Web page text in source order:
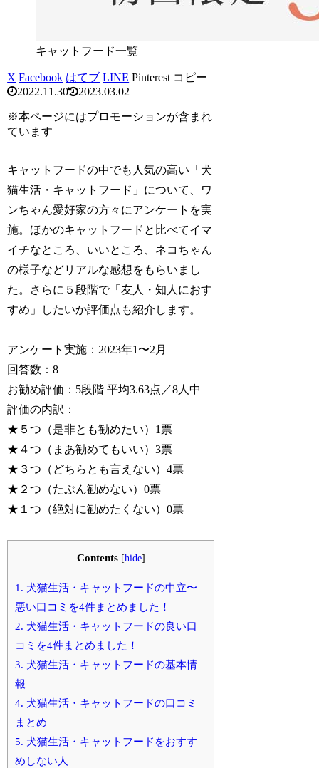
キャットフード一覧
X Facebook はてブ LINE Pinterest コピー
2022.11.30
2023.03.02
※本ページにはプロモーションが含まれ
ています
キャットフードの中でも人気の高い「犬
猫生活・キャットフード」について、ワ
ンちゃん愛好家の方々にアンケートを実
施。ほかのキャットフードと比べてイマ
イチなところ、いいところ、ネコちゃん
の様子などリアルな感想をもらいまし
た。さらに５段階で「友人・知人におす
すめ」したいか評価点も紹介します。
アンケート実施：2023年1〜2月
回答数：8
お勧め評価：5段階 平均3.63点／8人中
評価の内訳：
★５つ（是非とも勧めたい）1票
★４つ（まあ勧めてもいい）3票
★３つ（どちらとも言えない）4票
★２つ（たぶん勧めない）0票
★１つ（絶対に勧めたくない）0票
Contents [hide]
1. 犬猫生活・キャットフードの中立〜
悪い口コミを4件まとめました！
2. 犬猫生活・キャットフードの良い口
コミを4件まとめました！
3. 犬猫生活・キャットフードの基本情
報
4. 犬猫生活・キャットフードの口コミ
まとめ
5. 犬猫生活・キャットフードをおすす
めしない人